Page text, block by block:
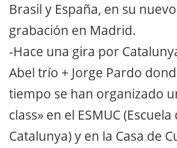
Brasil y España, en su
grabación en Madrid.
-Hace una gira por
Abel trío + Jorge Pardo
tiempo se han organizado
class» en el ESMUC
Catalunya) y en la Casa de